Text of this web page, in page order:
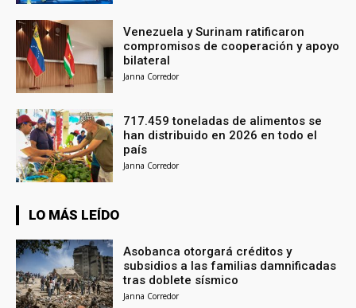
Venezuela y Surinam ratificaron
compromisos de cooperación y apoyo
bilateral
Janna Corredor
717.459 toneladas de alimentos se
han distribuido en 2026 en todo el
país
Janna Corredor
LO MÁS LEÍDO
Asobanca otorgará créditos y
subsidios a las familias damnificadas
tras doblete sísmico
Janna Corredor